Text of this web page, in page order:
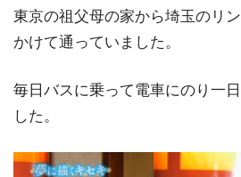
東京の祖父母の家から埼玉のリ
かけて通っていました。
毎日バスに乗って電車にのり一
した。